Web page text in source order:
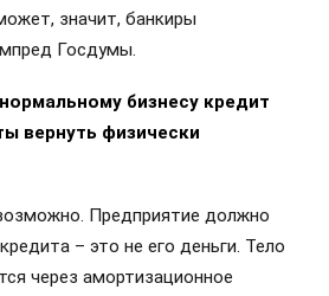
значит, банкиры
Госдумы.
бизнесу кредит
вернуть физически
Предприятие должно
– это не его деньги. Тело
через амортизационное